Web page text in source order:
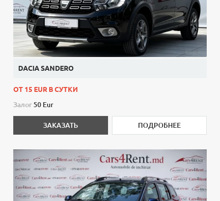
DACIA SANDERO
ОТ 15 EUR В СУТКИ
Залог 50 Eur
ЗАКАЗАТЬ ПОДРОБНЕЕ